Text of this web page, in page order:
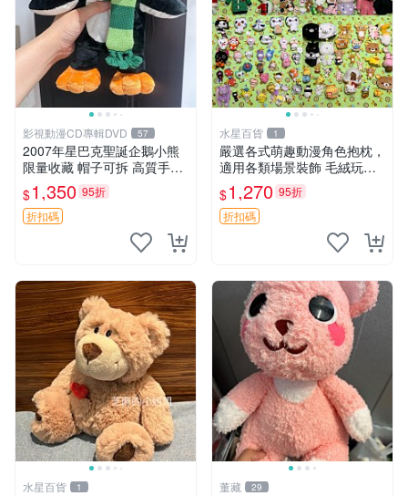
影視動漫CD專輯DVD 57
2007年星巴克聖誕企鵝小熊
限量收藏 帽子可拆 高質手感
超愛 聖誕限定 星巴克企鵝 小
熊杯墊
$1,350 95折
折扣碼
水星百貨 1
嚴選各式萌趣動漫角色抱枕，
適用各類場景裝飾 毛絨玩
具、卡通抱枕、趣味玩偶
$1,270 95折
折扣碼
水星百貨 1 董藏 29